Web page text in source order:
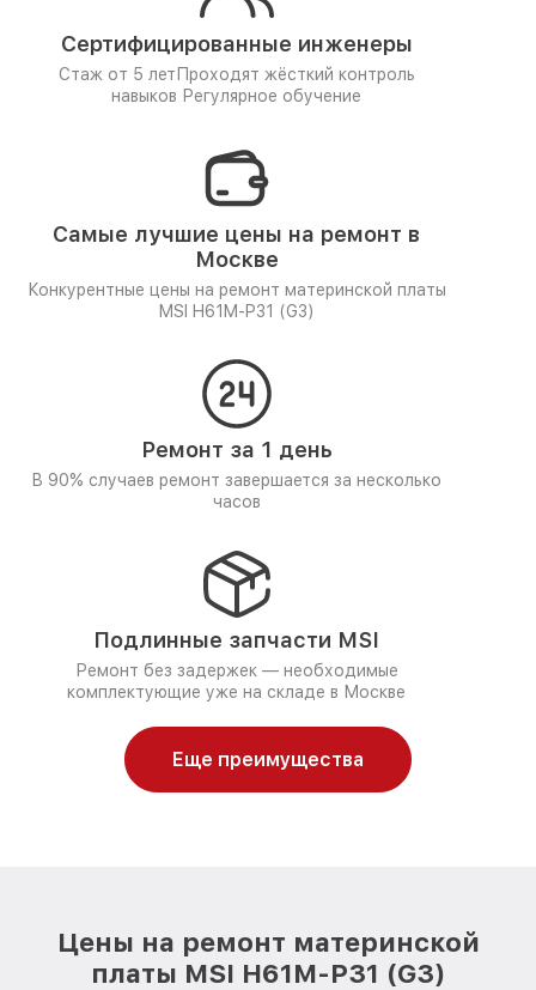
Сертифицированные инженеры
Стаж от 5 лет Проходят жёсткий контроль
навыков Регулярное обучение
Самые лучшие цены на ремонт в
Москве
Конкурентные цены на ремонт материнской платы
MSI H61M-P31 (G3)
Ремонт за 1 день
В 90% случаев ремонт завершается за несколько
часов
Подлинные запчасти MSI
Ремонт без задержек — необходимые
комплектующие уже на складе в Москве
Еще преимущества
Цены на ремонт материнской
платы MSI H61M-P31 (G3)